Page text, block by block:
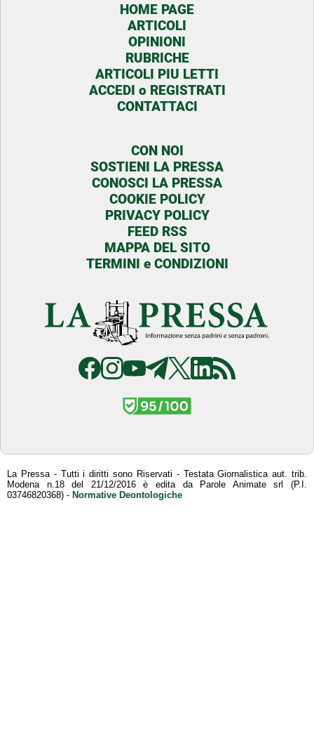
HOME PAGE
ARTICOLI
OPINIONI
RUBRICHE
ARTICOLI PIU LETTI
ACCEDI o REGISTRATI
CONTATTACI
CON NOI
SOSTIENI LA PRESSA
CONOSCI LA PRESSA
COOKIE POLICY
PRIVACY POLICY
FEED RSS
MAPPA DEL SITO
TERMINI e CONDIZIONI
La Pressa - Tutti i diritti sono Riservati - Testata Giornalistica aut. trib.
Modena n.18 del 21/12/2016 è edita da Parole Animate srl (P.I.
03746820368) - Normative Deontologiche